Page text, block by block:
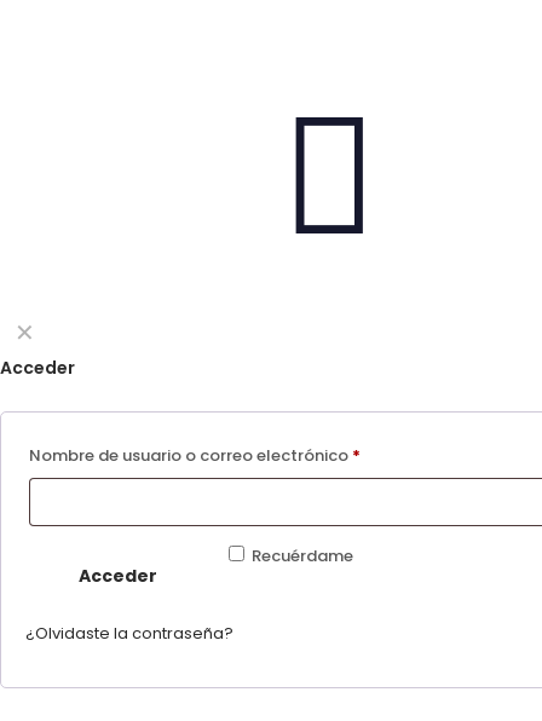
✕
Acceder
Nombre de usuario o correo electrónico *
Recuérdame
Acceder
¿Olvidaste la contraseña?